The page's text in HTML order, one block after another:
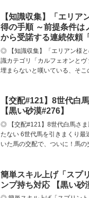
ます。✅ 【生放送限定問題】
解説【黒い砂漠】 もくじ生放
送限定問題の正解まとめ
【知識収集】「エリア
得の手順 ～前提条件は
から受諾する連続依頼
レート家」【黒い砂漠
◎ 【知識収集】「エリアン様
識カテゴリ「カルフェオンと
埋まらないと嘆いている、そこ
で「エリアン様との会話」を
window.adsbygoogle ||
アン様との会話」取得の手順前
【交配#121】8世代白
【黒い砂漠#276】
◎ 【交配#121】8世代白馬さ
たない 6世代馬を引きまくり最
いた馬の交配で、ついに！馬の
に交配101～121、交換45～
世代白馬さま厩舎入り8世代白
交配のつもりが、...
簡単スキル上げ「スプ
ンプ持ち対応 【黒い砂